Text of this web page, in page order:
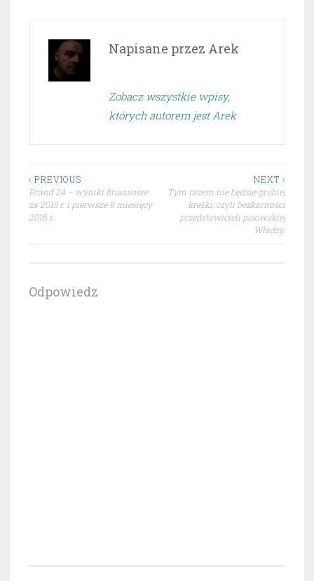
Napisane przez Arek
Zobacz wszystkie wpisy,
których autorem jest Arek
Nawigacja
wpisu
‹ PREVIOUS
Brand 24 – wyniki finansowe
za 2015 r. i pierwsze 9 miesięcy
2016 r.
NEXT ›
Tym razem nie będzie grubiej
kreski, czyli bezkarności
przedstawicieli pisowskiej
Władzy.
Odpowiedz